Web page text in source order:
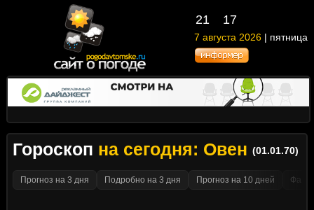
21 17
7 августа 2026 | пятница
Гороскоп на сегодня: Овен (01.01.70)
Прогноз на 3 дня Подробно на 3 дня Прогноз на 10 дней